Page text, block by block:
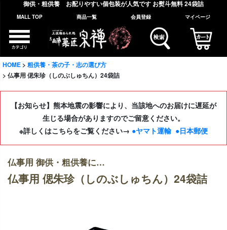
御供・粗供養 お配りやすい個包装が人気です お熨斗無料 24袋詰
MALL TOP 商品一覧 会員登録 マイページ
HOME
粗供養・茶の子・志の選び方
仏事用 偲朱珍（しのぶしゅちん）24袋詰
【お知らせ】熊本地震の影響により、当該地へのお届けに遅延が
生じる場合がありますのでご留意ください。
※詳しくはこちらをご覧ください→ ●ヤマト運輸 ●日本郵便
仏事用 御供・粗供養に…
仏事用 偲朱珍（しのぶしゅちん）24袋詰